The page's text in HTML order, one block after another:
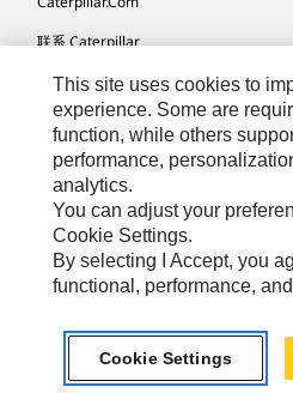
联系 Caterpillar
我的营销首选项
站点地图
Cookie Settings
法律
隐私
Africa, Middle East ‧ Chinese© 2026
This site uses cookies to
experience. Some are
function, while others
performance,
analytics.
You can adjust your
Cookie Settings.
By selecting I Accept, you
functional, performance,
Cookie Settings